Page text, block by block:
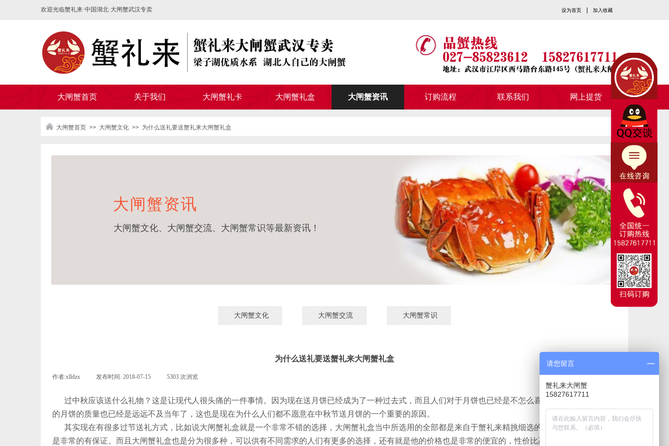
设为首页 加入收藏
欢迎光临蟹礼来·中国湖北·大闸蟹武汉专卖
大闸蟹首页 关于我们 大闸蟹礼卡 大闸蟹礼盒 大闸蟹资讯 订购流程 联系我们 网上提货
大闸蟹首页 >> 大闸蟹文化 >> 为什么送礼要送蟹礼来大闸蟹礼盒
大闸蟹资讯​
为什么送礼要送蟹礼来大闸蟹礼盒
作者:xlldzx 发布时间: 2018-07-15 5303 次浏览
过中秋应该送什么礼物？这是让现代人很头痛的一件事情。因为现在送月饼已经成为了一种过去式，而且人们对于月饼也已经是不怎么喜欢了，还有就是现在
的月饼的质量也已经是远远不及当年了，这也是现在为什么人们都不愿意在中秋节送月饼的一个重要的原因。
其实现在有很多过节送礼方式，比如说大闸蟹礼盒就是一个非常不错的选择，大闸蟹礼盒当中所选用的全部都是来自于蟹礼来精挑细选的优质螃蟹，质量方面
是非常的有保证。而且大闸蟹礼盒也是分为很多种，可以供有不同需求的人们有更多的选择，还有就是他的价格也是非常的便宜的，性价比高这也是人们都愿意
大闸蟹文化 大闸蟹交流 大闸蟹常识
大闸蟹文化、 大闸蟹交流、 大闸蟹常识等最新资讯！
请您留言
蟹礼来大闸蟹
15827617711